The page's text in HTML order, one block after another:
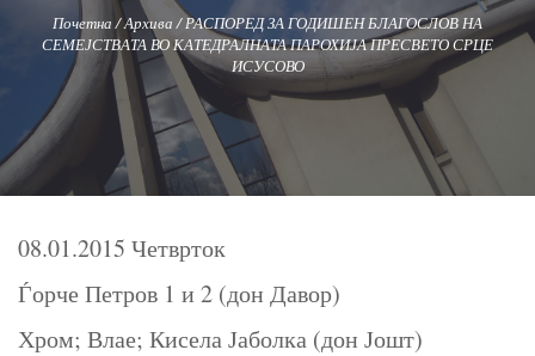
Почетна/Архива/РАСПОРЕД ЗА ГОДИШЕН БЛАГОСЛОВ НА
СЕМЕЈСТВАТА ВО КАТЕДРАЛНАТА ПАРОХИЈА ПРЕСВЕТО СРЦЕ
ИСУСОВО
08.01.2015 Четврток
Ѓорче Петров 1 и 2 (дон Давор)
Хром; Влае; Кисела Јаболка (дон Јошт)